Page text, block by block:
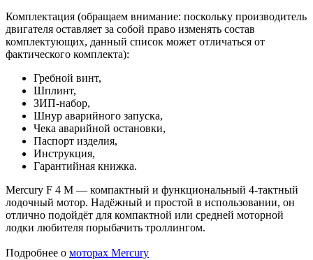
Комплектация (обращаем внимание: поскольку производитель
двигателя оставляет за собой право изменять состав
комплектующих, данный список может отличаться от
фактического комплекта):
Гребной винт,
Шплинт,
ЗИП-набор,
Шнур аварийного запуска,
Чека аварийной остановки,
Паспорт изделия,
Инструкция,
Гарантийная книжка.
Mercury F 4 M — компактный и функциональный 4-тактный
лодочный мотор. Надёжный и простой в использовании, он
отлично подойдёт для компактной или средней моторной
лодки любителя порыбачить троллингом.
Подробнее о моторах Mercury